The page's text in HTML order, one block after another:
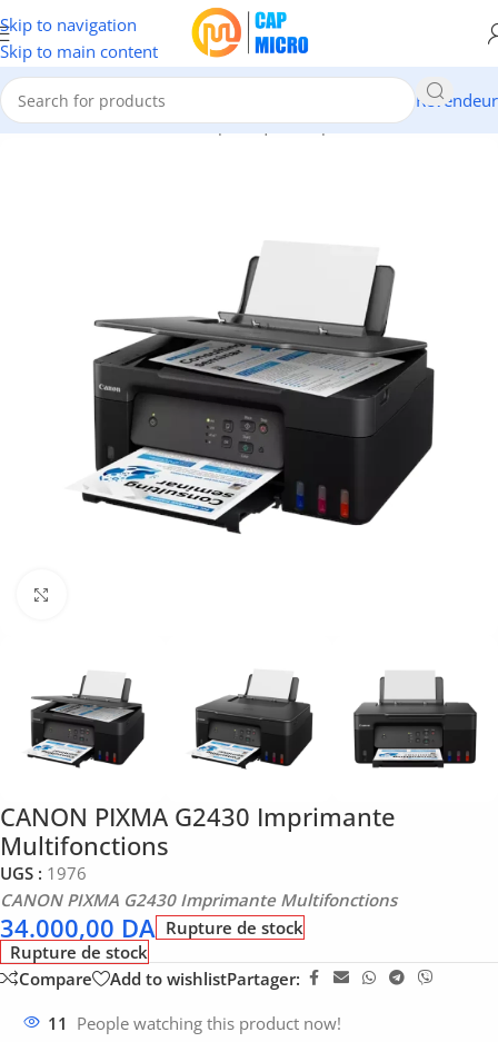
Skip to navigation
Skip to main content
Revendeur
Accueil/INFORMATIQUE/Périphériques/Imprimantes
CANON PIXMA G2430 Imprimante
Multifonctions
UGS : 1976
CANON PIXMA G2430 Imprimante Multifonctions
34.000,00 DA Rupture de stock
Rupture de stock
Compare
Add to wishlistPartager:
11 People watching this product now!